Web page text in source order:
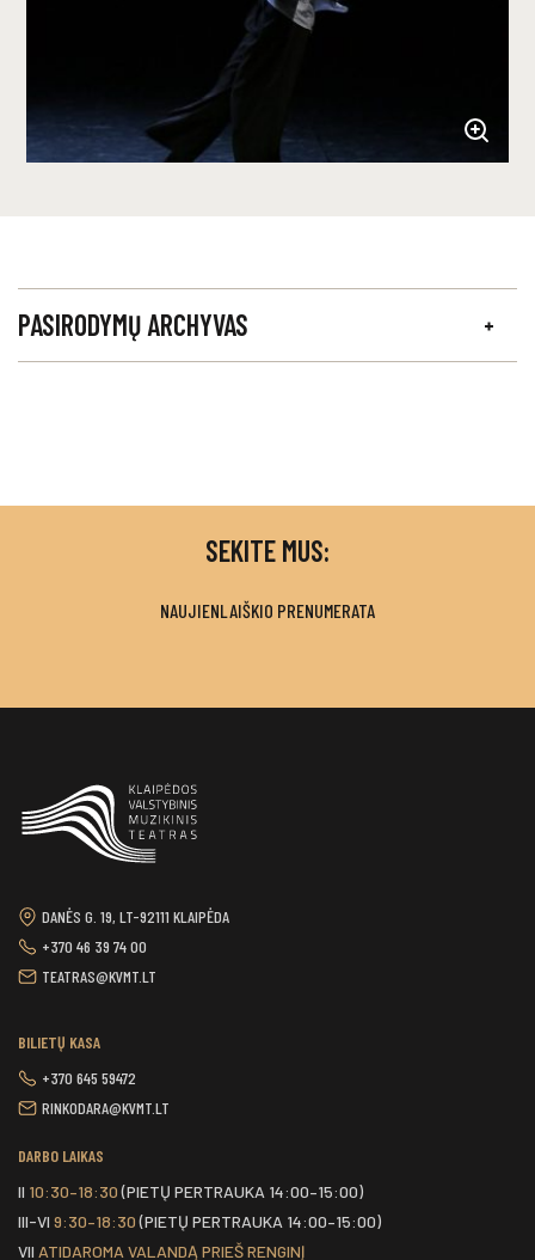
PASIRODYMŲ ARCHYVAS
SEKITE MUS:
NAUJIENLAIŠKIO PRENUMERATA
DANĖS G. 19, LT-92111 KLAIPĖDA
+370 46 39 74 00
TEATRAS@KVMT.LT
BILIETŲ KASA
+370 645 59472
RINKODARA@KVMT.LT
DARBO LAIKAS
II 10:30–18:30(PIETŲ PERTRAUKA 14:00–15:00)
III-VI 9:30–18:30(PIETŲ PERTRAUKA 14:00–15:00)
VII ATIDAROMA VALANDĄ PRIEŠ RENGINĮ